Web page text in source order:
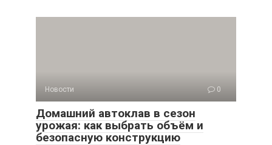
Новости 0
Домашний автоклав в сезон
урожая: как выбрать объём и
безопасную конструкцию